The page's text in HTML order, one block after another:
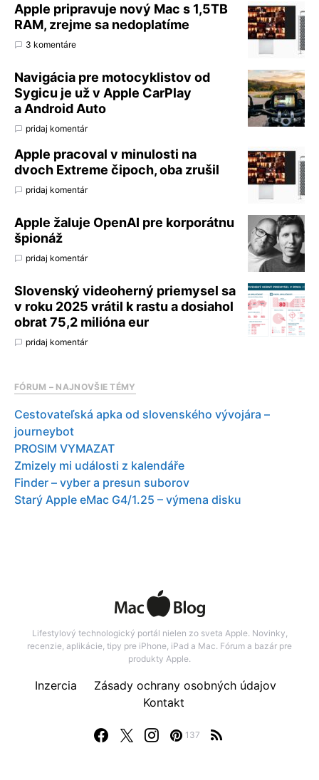
Apple pripravuje nový Mac s 1,5TB
RAM, zrejme sa nedoplatíme
3 komentáre
Navigácia pre motocyklistov od
Sygicu je už v Apple CarPlay
a Android Auto
pridaj komentár
Apple pracoval v minulosti na
dvoch Extreme čipoch, oba zrušil
pridaj komentár
Apple žaluje OpenAI pre korporátnu
špionáž
pridaj komentár
Slovenský videoherný priemysel sa
v roku 2025 vrátil k rastu a dosiahol
obrat 75,2 milióna eur
pridaj komentár
FÓRUM – NAJNOVŠIE TÉMY
Cestovateľská apka od slovenského vývojára –
journeybot
PROSIM VYMAZAT
Zmizely mi události z kalendáře
Finder – vyber a presun suborov
Starý Apple eMac G4/1.25 – výmena disku
Lifestylový technologický portál nielen zo sveta Apple. Novinky,
recenzie, aplikácie, tipy pre iPhone, iPad a Mac. Fórum a bazár pre
produkty Apple.
137
Inzercia
Zásady ochrany osobných údajov
Kontakt